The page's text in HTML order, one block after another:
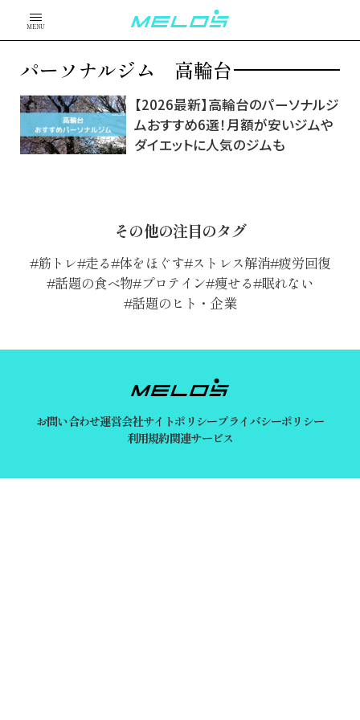
MENU
パーソナルジム 高輪台
【2026最新】高輪台のパーソナルジ
ムおすすめ6選！月額が安いジムや
ダイエットに人気のジムも
その他の注目のタグ
筋トレ 走る 体をほぐす ストレス解消 疲労回復
話題の食べ物 プロテイン 痩せる 眠れない
話題のヒト・企業
お問い合わせ運営会社サイトポリシープライバシーポリシー
利用規約関連サービス